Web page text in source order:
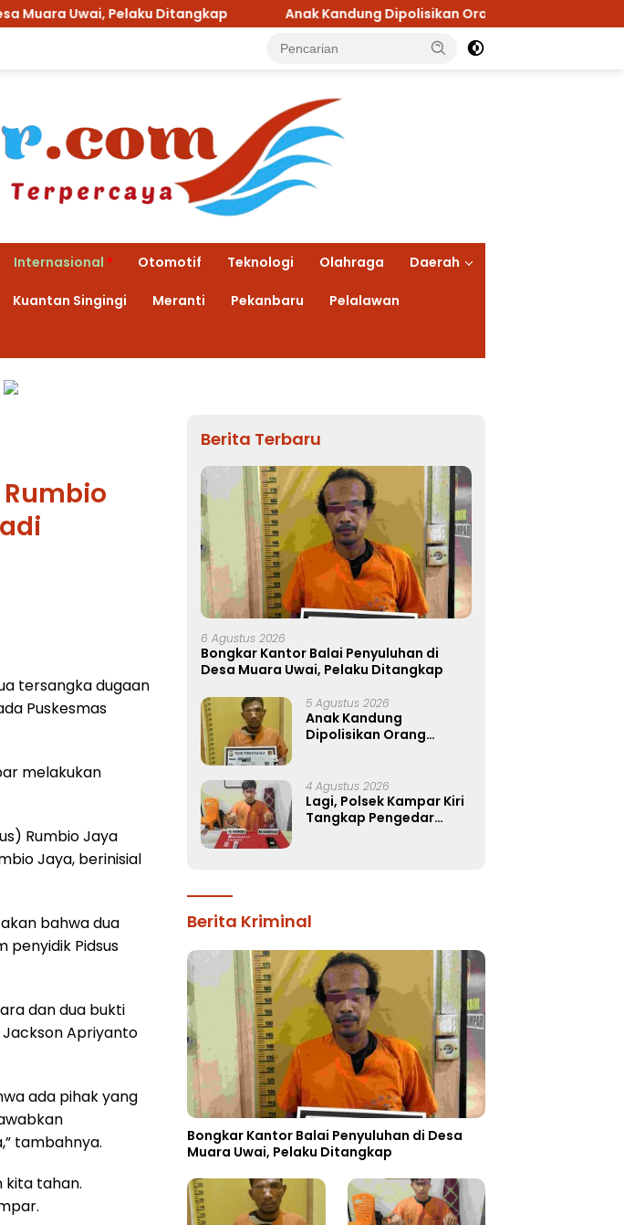
Ditangkap Anak Kandung Dipolisikan Orang Tuanya, Nekat Curi Mobil dan
Internasional Otomotif Teknologi Olahraga Daerah
Kuantan Singingi Meranti Pekanbaru Pelalawan
tersangka dugaan
Puskesmas
melakukan
Rumbio Jaya
Jaya, berinisial
bahwa dua
penyidik Pidsus
dan dua bukti
Jackson Apriyanto
ada pihak yang
tambahnya.
kita tahan.
Berita Terbaru
6 Agustus 2026
Bongkar Kantor Balai Penyuluhan di
Desa Muara Uwai, Pelaku Ditangkap
5 Agustus 2026
Anak Kandung
Dipolisikan Orang
4 Agustus 2026
Lagi, Polsek Kampar Kiri
Tangkap Pengedar
Berita Kriminal
Bongkar Kantor Balai Penyuluhan di Desa
Muara Uwai, Pelaku Ditangkap